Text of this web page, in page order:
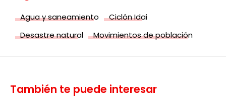
Agua y saneamiento
Ciclón Idai
Desastre natural
Movimientos de población
También te puede interesar